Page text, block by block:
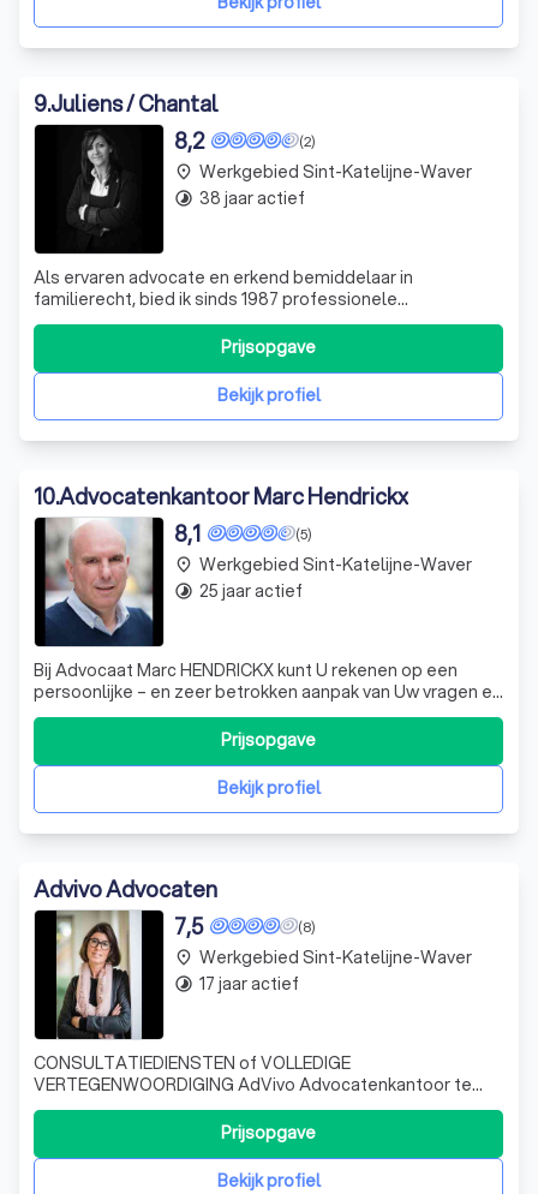
9.Juliens / Chantal
(2)
8,2
Als ervaren advocate en erkend bemiddelaar in
familierecht, bied ik sinds 1987 professionele
ondersteuning aan mensen die door een moeilijke periode
in hun leven gaan. Mijn specialisatie ligt in het begeleiden
van scheidingen, een gebeurtenis die vaak als zeer
ingrijpend wordt ervaren. Ik geloof ste
Bekijk profiel
Prijsopgave
place Werkgebied Sint-Katelijne-Waver
timelapse 38 jaar actief
10.Advocatenkantoor Marc Hendrickx
(5)
8,1
Bij Advocaat Marc HENDRICKX kunt U rekenen op een
persoonlijke – en zeer betrokken aanpak van Uw vragen en
problematiek in diverse materies. Een persoonlijk
onderhoud en rechtstreeks contact zijn erg belangrijk bij
het door U gewenste advies, voor de door U benodigde
rechtsbijstand en/of in de onder
Bekijk profiel
Prijsopgave
place Werkgebied Sint-Katelijne-Waver
timelapse 25 jaar actief
Advivo Advocaten
(8)
7,5
CONSULTATIEDIENSTEN of VOLLEDIGE
VERTEGENWOORDIGING AdVivo Advocatenkantoor te
Herent is opgericht door Dominik Pauwels . Dominik
Pauwels en Pieter Lemmens hebben jarenlange ervaring
opgebouwd als juridische raadgevers van de private
parkeerbedrijven, concessiehouders van locale besturen
Bekijk profiel
Prijsopgave
place Werkgebied Sint-Katelijne-Waver
timelapse 17 jaar actief